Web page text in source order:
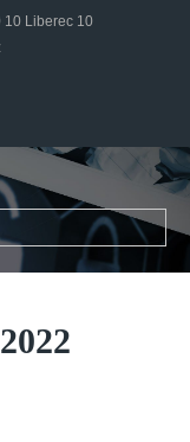
10 Liberec 10
2022